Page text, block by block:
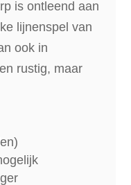
is ontleend aan
lijnenspel van
ook in
rustig, maar